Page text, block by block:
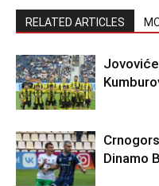
RELATED ARTICLES
Dinamo